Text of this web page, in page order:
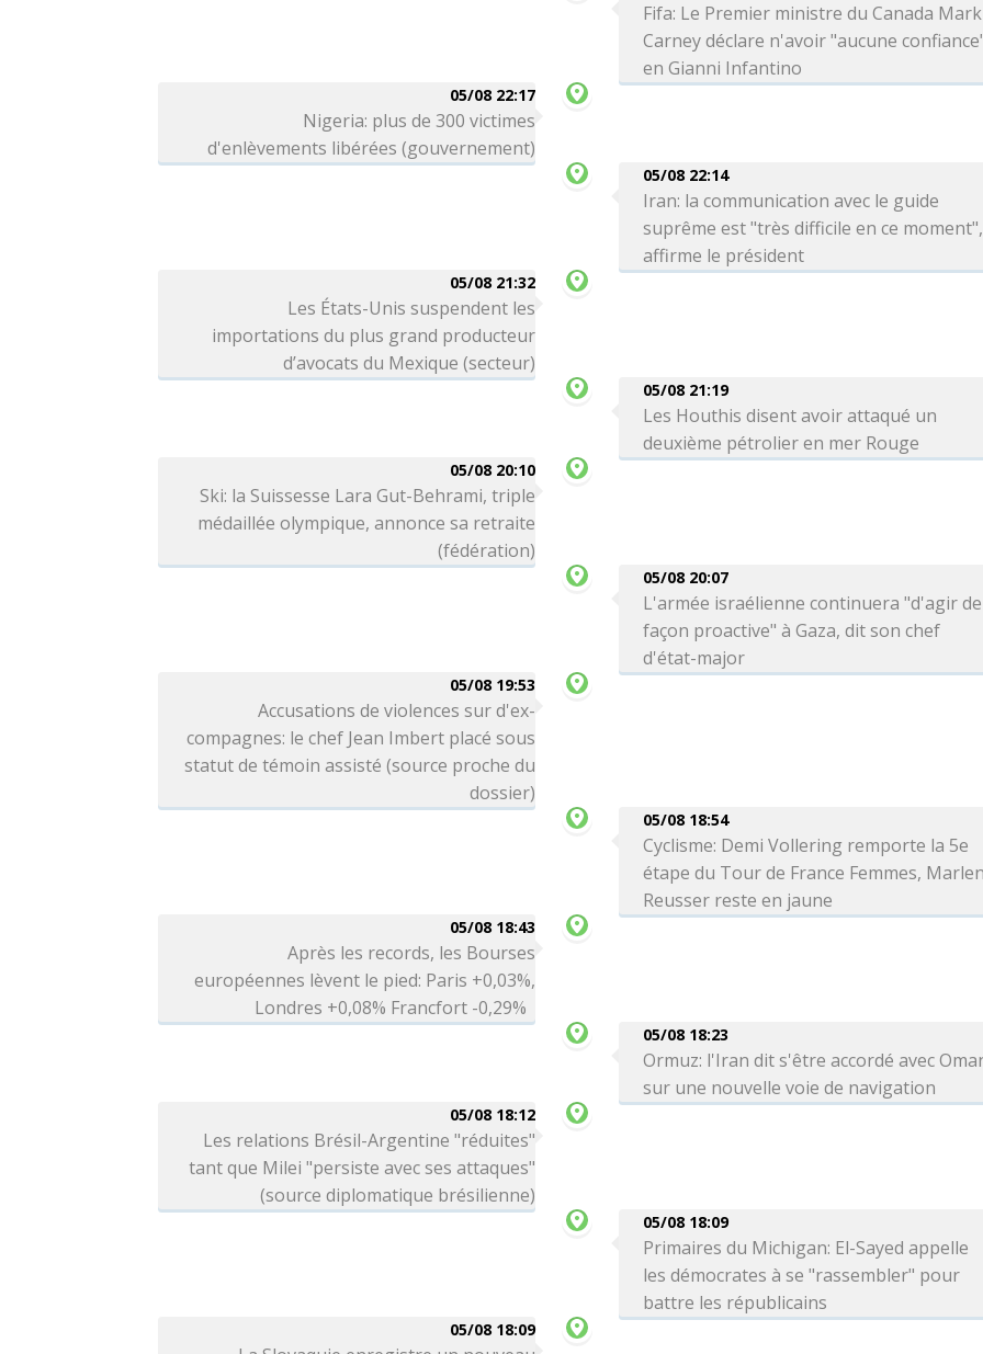
Fifa: Le Premier ministre du Canada Mark
Carney déclare n'avoir "aucune
en Gianni Infantino
05/08 22:17
Nigeria: plus de 300 victimes
d'enlèvements libérées (gouvernement)
05/08 22:14
Iran: la communication avec le guide
suprême est "très difficile en ce moment",
affirme le président
05/08 21:32
Les États-Unis suspendent les
importations du plus grand producteur
d’avocats du Mexique (secteur)
05/08 21:19
Les Houthis disent avoir attaqué un
deuxième pétrolier en mer Rouge
05/08 20:10
Ski: la Suissesse Lara Gut-Behrami, triple
médaillée olympique, annonce sa retraite
(fédération)
05/08 20:07
L'armée israélienne continuera "d'agir de
façon proactive" à Gaza, dit son chef
d'état-major
05/08 19:53
Accusations de violences sur d'ex-
compagnes: le chef Jean Imbert placé sous
statut de témoin assisté (source proche du
dossier)
05/08 18:54
Cyclisme: Demi Vollering remporte la 5e
étape du Tour de France Femmes,
Reusser reste en jaune
05/08 18:43
Après les records, les Bourses
européennes lèvent le pied: Paris +0,03%,
Londres +0,08% Francfort -0,29%
05/08 18:23
Ormuz: l'Iran dit s'être accordé avec
sur une nouvelle voie de navigation
05/08 18:12
Les relations Brésil-Argentine "réduites"
tant que Milei "persiste avec ses attaques"
(source diplomatique brésilienne)
05/08 18:09
Primaires du Michigan: El-Sayed appelle
les démocrates à se "rassembler" pour
battre les républicains
05/08 18:09